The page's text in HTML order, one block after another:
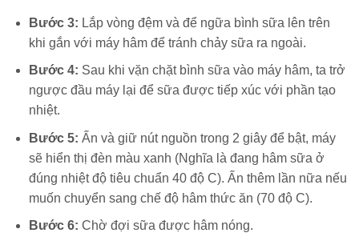
Bước 3: Lắp vòng đệm và để ngữa bình sữa lên trên
khi gắn với máy hâm để tránh chảy sữa ra ngoài.
Bước 4: Sau khi vặn chặt bình sữa vào máy hâm, ta trở
ngược đầu máy lại để sữa được tiếp xúc với phần tạo
nhiệt.
Bước 5: Ấn và giữ nút nguồn trong 2 giây để bật, máy
sẽ hiển thị đèn màu xanh (Nghĩa là đang hâm sữa ở
đúng nhiệt độ tiêu chuẩn 40 độ C). Ấn thêm lần nữa nếu
muốn chuyển sang chế độ hâm thức ăn (70 độ C).
Bước 6: Chờ đợi sữa được hâm nóng.